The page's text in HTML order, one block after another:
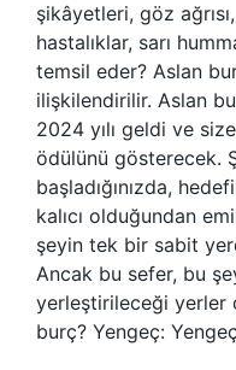
şikâyetleri, göz
hastalıklar, sarı
temsil eder? Aslan
ilişkilendirilir. Aslan
2024 yılı geldi ve
ödülünü gösterecek.
başladığınızda,
kalıcı olduğundan
şeyin tek bir sabit
Ancak bu sefer, bu
yerleştirileceği yerler
burç? Yengeç: